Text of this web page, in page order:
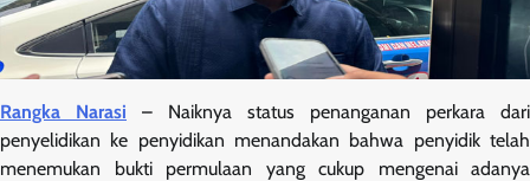
Rangka Narasi – Naiknya status penanganan perkara dari
penyelidikan ke penyidikan menandakan bahwa penyidik telah
menemukan bukti permulaan yang cukup mengenai adanya